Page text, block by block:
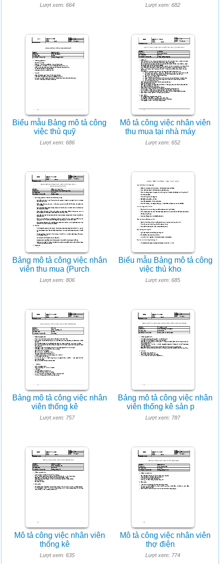
Lượt xem: 664 Lượt xem: 682
Biểu mẫu Bảng mô tả công
việc thủ quỹ
Lượt xem: 686
Mô tả công việc nhân viên
thu mua tại nhà máy
Lượt xem: 652
Bảng mô tả công việc nhân
viên thu mua (Purch
Lượt xem: 806
Biểu mẫu Bảng mô tả công
việc thủ kho
Lượt xem: 685
Bảng mô tả công việc nhân
viên thống kê
Lượt xem: 757
Bảng mô tả công việc nhân
viên thống kê sản p
Lượt xem: 787
Mô tả công việc nhân viên
thống kê
Lượt xem: 635
Mô tả công việc nhân viên
thợ điện
Lượt xem: 774